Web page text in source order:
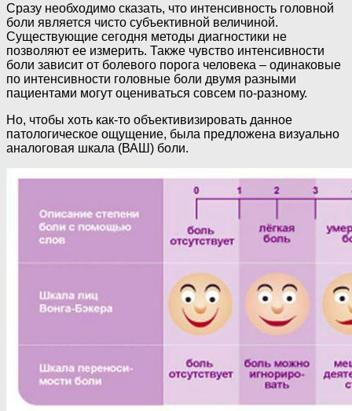
Сразу необходимо сказать, что интенсивность головной
боли является чисто субъективной величиной.
Существующие сегодня методы диагностики не
позволяют ее измерить. Также чувство интенсивности
боли зависит от болевого порога человека – одинаковые
по интенсивности головные боли двумя разными
пациентами могут оцениваться совсем по-разному.
Но, чтобы хоть как-то объективизировать данное
патологическое ощущение, была предложена визуально
аналоговая шкала (ВАШ) боли.